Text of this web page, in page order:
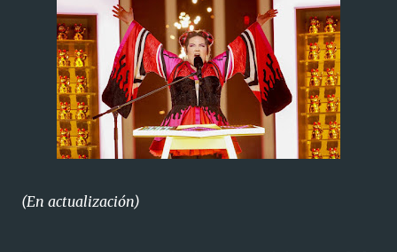
(En actualización)